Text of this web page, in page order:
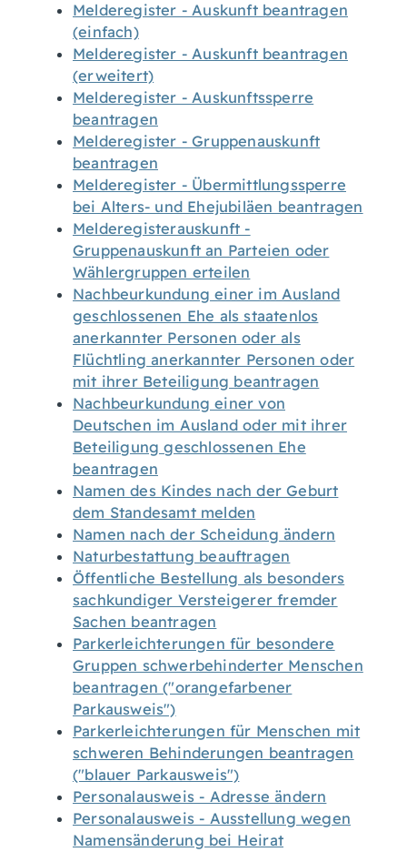
Melderegister - Auskunft beantragen
(einfach)
Melderegister - Auskunft beantragen
(erweitert)
Melderegister - Auskunftssperre
beantragen
Melderegister - Gruppenauskunft
beantragen
Melderegister - Übermittlungssperre
bei Alters- und Ehejubiläen beantragen
Melderegisterauskunft -
Gruppenauskunft an Parteien oder
Wählergruppen erteilen
Nachbeurkundung einer im Ausland
geschlossenen Ehe als staatenlos
anerkannter Personen oder als
Flüchtling anerkannter Personen oder
mit ihrer Beteiligung beantragen
Nachbeurkundung einer von
Deutschen im Ausland oder mit ihrer
Beteiligung geschlossenen Ehe
beantragen
Namen des Kindes nach der Geburt
dem Standesamt melden
Namen nach der Scheidung ändern
Naturbestattung beauftragen
Öffentliche Bestellung als besonders
sachkundiger Versteigerer fremder
Sachen beantragen
Parkerleichterungen für besondere
Gruppen schwerbehinderter Menschen
beantragen ("orangefarbener
Parkausweis")
Parkerleichterungen für Menschen mit
schweren Behinderungen beantragen
("blauer Parkausweis")
Personalausweis - Adresse ändern
Personalausweis - Ausstellung wegen
Namensänderung bei Heirat